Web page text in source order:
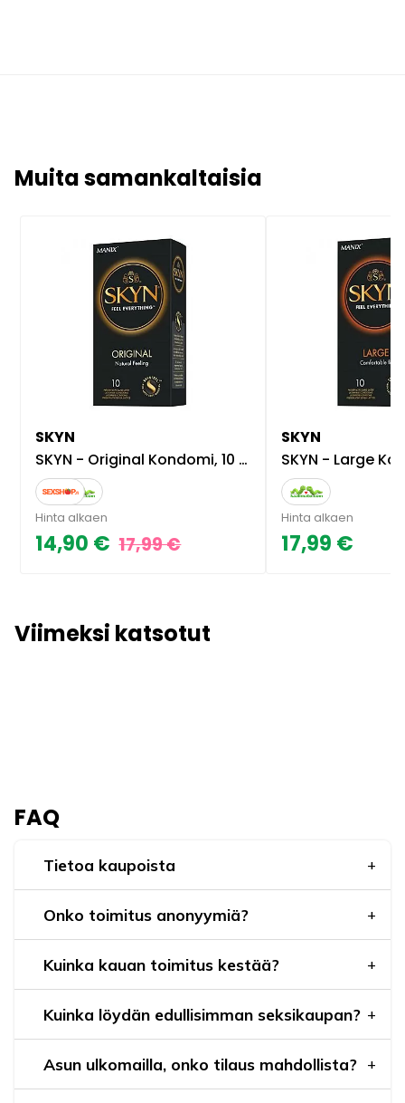
Muita samankaltaisia
SKYN
SKYN - Original Kondomi, 10 kpl
Hinta alkaen
14,90 € 17,99 €
SKYN
SKYN - Large
Hinta alkaen
17,99 €
Viimeksi katsotut
FAQ
Tietoa kaupoista
Onko toimitus anonyymiä?
Kuinka kauan toimitus kestää?
Kuinka löydän edullisimman seksikaupan?
Asun ulkomailla, onko tilaus mahdollista?